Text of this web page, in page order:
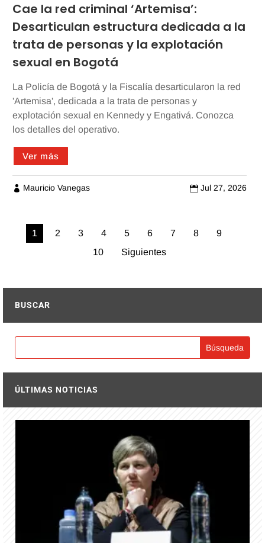
Cae la red criminal ‘Artemisa’:
Desarticulan estructura dedicada a la
trata de personas y la explotación
sexual en Bogotá
La Policía de Bogotá y la Fiscalía desarticularon la red
'Artemisa', dedicada a la trata de personas y
explotación sexual en Kennedy y Engativá. Conozca
los detalles del operativo.
Ver más
 Mauricio Vanegas  Jul 27, 2026
1 2 3 4 5 6 7 8
9
10
Siguientes
BUSCAR
ÚLTIMAS NOTICIAS